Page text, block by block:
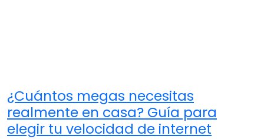
¿Cuántos megas necesitas
realmente en casa? Guía para
elegir tu velocidad de internet